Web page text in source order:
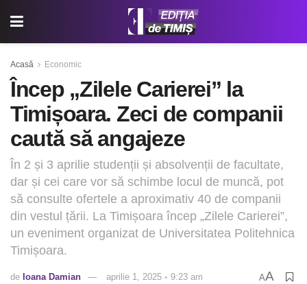
Acasă Economic
Încep „Zilele Carierei” la
Timișoara. Zeci de companii
caută să angajeze
În 2 și 3 aprilie studenții și absolvenții de facultate,
dar și cei care vor să schimbe locul de muncă, pot
să consulte ofertele a aproximativ 40 de companii
din vestul țării. La Timișoara încep „Zilele Carierei”,
un eveniment organizat de Universitatea Politehnica
Timișoara.
de Ioana Damian aprilie 1, 2025 ◦ 9:23 am AA